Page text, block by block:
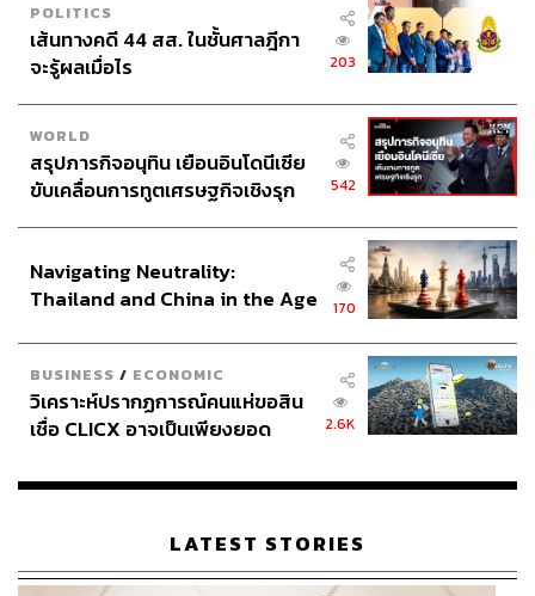
POLITICS
เส้นทางคดี 44 สส. ในชั้นศาลฎีกา
จะรู้ผลเมื่อไร
203
WORLD
สรุปภารกิจอนุทิน เยือนอินโดนีเซีย
ขับเคลื่อนการทูตเศรษฐกิจเชิงรุก
542
Navigating Neutrality:
Thailand and China in the Age
170
BUSINESS / ECONOMIC
วิเคราะห์ปรากฏการณ์คนแห่ขอสิน
เชื่อ CLICX อาจเป็นเพียงยอด
เรือนไทยที่ถูกซุกไว้
2.6K
LATEST STORIES